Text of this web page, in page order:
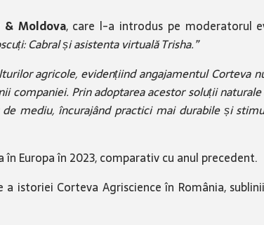
& Moldova, care l-a introdus pe moderatorul
Cabral și asistenta virtuală Trisha.”
agricole, evidențiind angajamentul Corteva
Prin adoptarea acestor soluții
mediu, încurajând practici mai durabile și
Europa în 2023, comparativ cu anul precedent.
istoriei Corteva Agriscience în România,